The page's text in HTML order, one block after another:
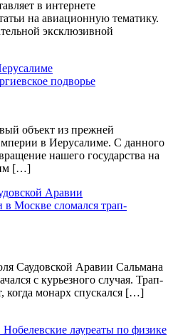
в интернете
на авиационную тематику.
эксклюзивной
подворье
объект из прежней
в Иерусалиме. С данного
нашего государства на
[…]
Москве сломался трап-
Саудовской Аравии Сальмана
с курьезного случая. Трап-
когда монарх спускался […]
лауреаты по физике